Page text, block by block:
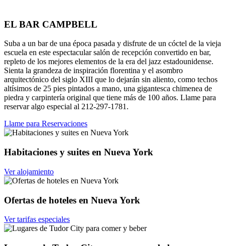
EL BAR CAMPBELL
Suba a un bar de una época pasada y disfrute de un cóctel de la vieja
escuela en este espectacular salón de recepción convertido en bar,
repleto de los mejores elementos de la era del jazz estadounidense.
Sienta la grandeza de inspiración florentina y el asombro
arquitectónico del siglo XIII que lo dejarán sin aliento, como techos
altísimos de 25 pies pintados a mano, una gigantesca chimenea de
piedra y carpintería original que tiene más de 100 años. Llame para
reservar algo especial al 212-297-1781.
Llame para Reservaciones
Habitaciones y suites en Nueva York
Ver alojamiento
Ofertas de hoteles en Nueva York
Ver tarifas especiales